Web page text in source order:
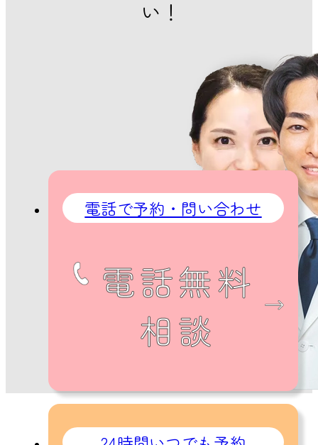
い！
電話で予約・問い合わせ
電話無料
相談